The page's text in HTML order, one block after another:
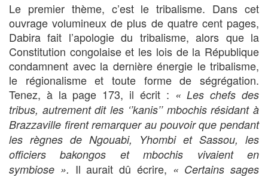
Le premier thème, c’est le tribalisme. Dans cet
ouvrage volumineux de plus de quatre cent pages,
Dabira fait l’apologie du tribalisme, alors que la
Constitution congolaise et les lois de la République
condamnent avec la dernière énergie le tribalisme,
le régionalisme et toute forme de ségrégation.
Tenez, à la page 173, il écrit : « Les chefs des
tribus, autrement dit les ‘’kanis’’ mbochis résidant à
Brazzaville firent remarquer au pouvoir que pendant
les règnes de Ngouabi, Yhombi et Sassou, les
officiers bakongos et mbochis vivaient en
symbiose ». Il aurait dû écrire, « Certains sages